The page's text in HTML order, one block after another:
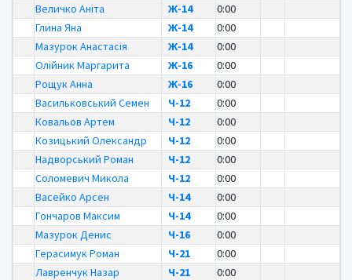
Величко Аніта
Ж-14
0:00
Глина Яна
Ж-14
0:00
Мазурок Анастасія
Ж-14
0:00
Олійник Маргарита
Ж-16
0:00
Рощук Анна
Ж-16
0:00
Васильковський Семен
Ч-12
0:00
Ковальов Артем
Ч-12
0:00
Козицький Олександр
Ч-12
0:00
Надворський Роман
Ч-12
0:00
Соломевич Микола
Ч-12
0:00
Васейко Арсен
Ч-14
0:00
Гончаров Максим
Ч-14
0:00
Мазурок Денис
Ч-16
0:00
Герасимук Роман
Ч-21
0:00
Лавренчук Назар
Ч-21 0:00